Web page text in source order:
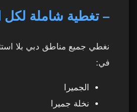
– تغطية شاملة لكل
نغطي جميع مناطق دبي بلا
في:
الجميرا
نخلة جميرا